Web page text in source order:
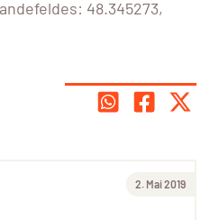
48.345273,
2. Mai 2019